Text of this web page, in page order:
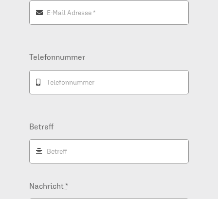
Telefonnummer
Betreff
Nachricht*